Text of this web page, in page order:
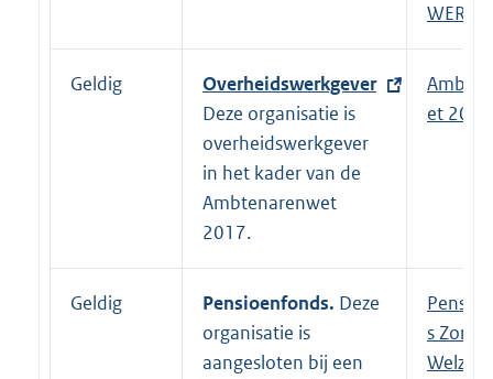
e
l
i
WERK
Geldig
E
x
t
e
r
n
e
l
Overheidswerkgever
Deze organisatie is
overheidswerkgever
in het kader van de
Ambtenarenwet
2017.
et 2017
Geldig Pensioenfonds. Deze
organisatie is
aangesloten bij een
E
x
t
s Zorg
Welzijn